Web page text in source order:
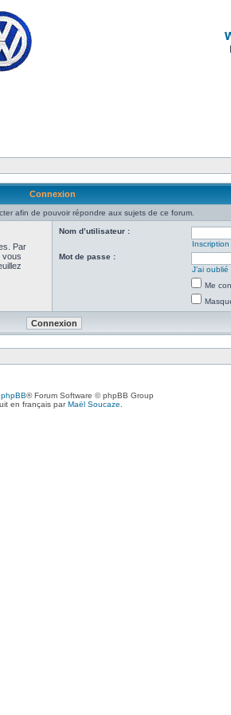
Connexion
afin de pouvoir répondre aux sujets de ce forum.
Par
vous
Nom d’utilisateur :
Inscription
Mot de passe :
J’ai
Me
phpBB® Forum Software © phpBB Group
en français parMaël Soucaze